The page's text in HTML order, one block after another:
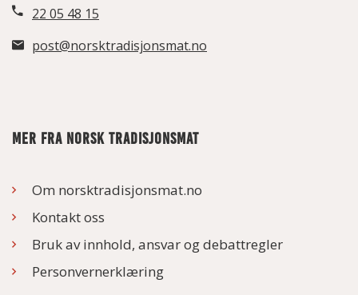
22 05 48 15
post@norsktradisjonsmat.no
MER FRA NORSK TRADISJONSMAT
Om norsktradisjonsmat.no
Kontakt oss
Bruk av innhold, ansvar og debattregler
Personvernerklæring